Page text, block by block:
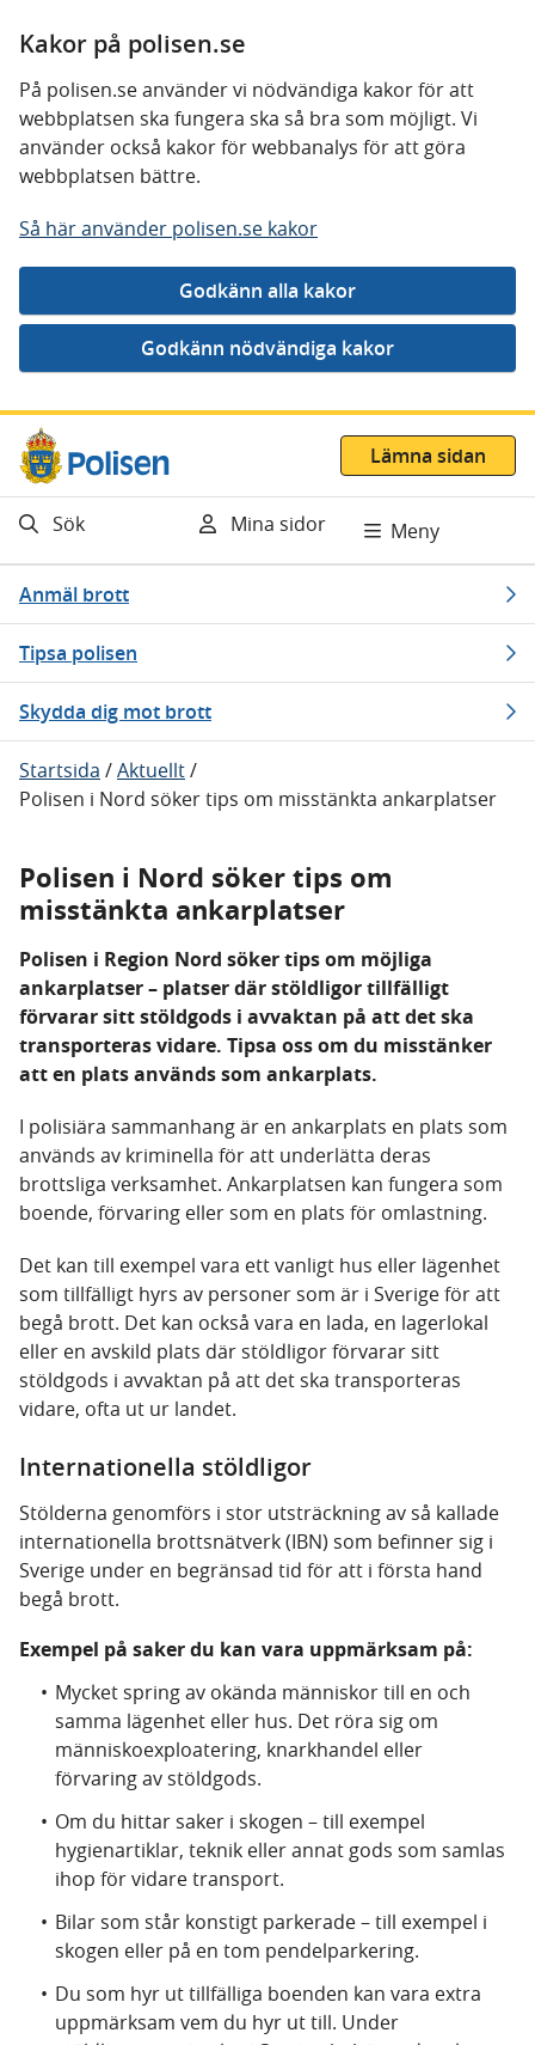
Kakor på polisen.se
På polisen.se använder vi nödvändiga kakor för att
webbplatsen ska fungera ska så bra som möjligt. Vi
använder också kakor för webbanalys för att göra
webbplatsen bättre.
Så här använder polisen.se kakor
Gå direkt till innehåll
Lämna sidan
Sök Mina sidor Meny
Anmäl brott
Tipsa polisen
Skydda dig mot brott
Startsida /Aktuellt/
Polisen i Nord söker tips om misstänkta ankarplatser
Polisen i Nord söker tips om
misstänkta ankarplatser
Polisen i Region Nord söker tips om möjliga
ankarplatser – platser där stöldligor tillfälligt
förvarar sitt stöldgods i avvaktan på att det ska
transporteras vidare. Tipsa oss om du misstänker
att en plats används som ankarplats.
I polisiära sammanhang är en ankarplats en plats som
används av kriminella för att underlätta deras
brottsliga verksamhet. Ankarplatsen kan fungera som
boende, förvaring eller som en plats för omlastning.
Det kan till exempel vara ett vanligt hus eller lägenhet
som tillfälligt hyrs av personer som är i Sverige för att
begå brott. Det kan också vara en lada, en lagerlokal
eller en avskild plats där stöldligor förvarar sitt
stöldgods i avvaktan på att det ska transporteras
vidare, ofta ut ur landet.
Internationella stöldligor
Stölderna genomförs i stor utsträckning av så kallade
internationella brottsnätverk (IBN) som befinner sig i
Sverige under en begränsad tid för att i första hand
begå brott.
Exempel på saker du kan vara uppmärksam på:
Mycket spring av okända människor till en och
samma lägenhet eller hus. Det röra sig om
människoexploatering, knarkhandel eller
förvaring av stöldgods.
Om du hittar saker i skogen – till exempel
hygienartiklar, teknik eller annat gods som samlas
ihop för vidare transport.
Bilar som står konstigt parkerade – till exempel i
skogen eller på en tom pendelparkering.
Du som hyr ut tillfälliga boenden kan vara extra
uppmärksam vem du hyr ut till. Under